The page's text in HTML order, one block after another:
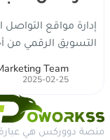
إدارة مواقع
التسويق الرقمي من
Team
2025-02-25
منصة دووركس هي